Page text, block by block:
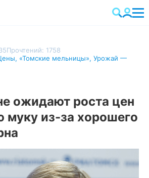
Прочтений: 1758
, «Томские мельницы», Урожай —
ожидают роста цен
муку из-за хорошего